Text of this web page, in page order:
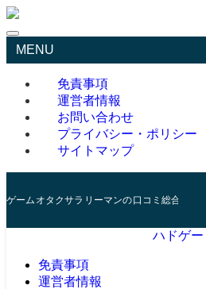
MENU
免責事項
運営者情報
お問い合わせ
プライバシー・ポリシー
サイトマップ
ゲームオタクサラリーマンの口コミ総合サイト
ハドゲー
免責事項
運営者情報